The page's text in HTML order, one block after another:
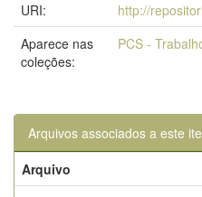
URI:
http://
Aparece nas
coleções:
PCS -
Arquivos associados a este
Arquivo